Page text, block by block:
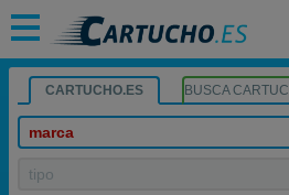
CARTUCHO.ES
marca
tipo